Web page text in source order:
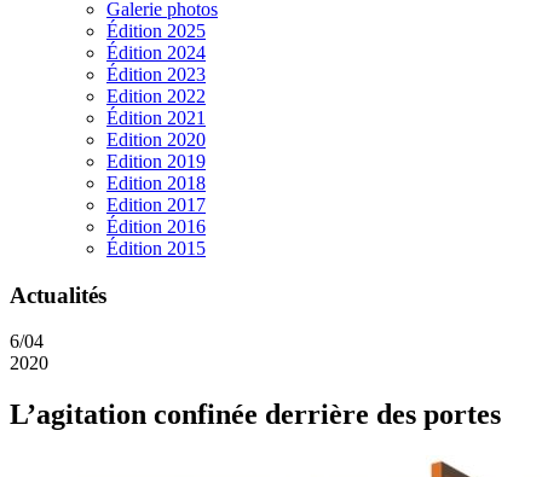
Galerie photos
Édition 2025
Édition 2024
Édition 2023
Edition 2022
Édition 2021
Edition 2020
Edition 2019
Edition 2018
Edition 2017
Édition 2016
Édition 2015
Actualités
6/04
2020
L’agitation confinée derrière des portes